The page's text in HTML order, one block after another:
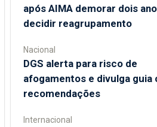
após AIMA demorar dois
decidir reagrupamento
Nacional
DGS alerta para risco de
afogamentos e divulga guia
recomendações
Internacional